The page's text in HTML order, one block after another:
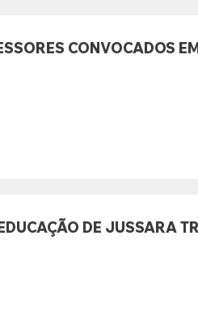
CONVOCADOS
DE JUSSARA